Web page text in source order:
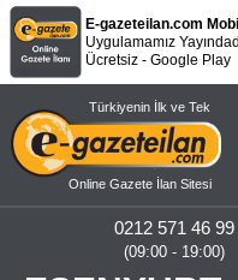
E-gazeteilan.com Mobil
Uygulamamız
Ücretsiz - Google Play
Türkiyenin İlk ve Tek
Online Gazete İlan Sitesi
0212 571 46 99
(09:00 - 19:00)